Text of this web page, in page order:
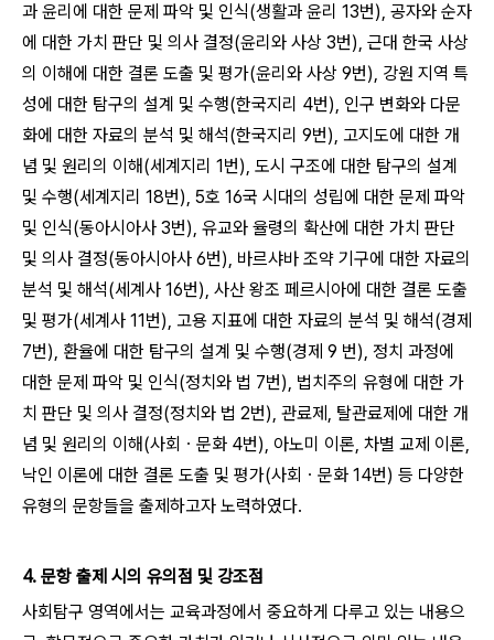
과 윤리에 대한 문제 파악 및 인식(생활과 윤리 13번), 공자와 순자
에 대한 가치 판단 및 의사 결정(윤리와 사상 3번), 근대 한국 사상
의 이해에 대한 결론 도출 및 평가(윤리와 사상 9번), 강원 지역 특
성에 대한 탐구의 설계 및 수행(한국지리 4번), 인구 변화와 다문
화에 대한 자료의 분석 및 해석(한국지리 9번), 고지도에 대한 개
념 및 원리의 이해(세계지리 1번), 도시 구조에 대한 탐구의 설계
및 수행(세계지리 18번), 5호 16국 시대의 성립에 대한 문제 파악
및 인식(동아시아사 3번), 유교와 율령의 확산에 대한 가치 판단
및 의사 결정(동아시아사 6번), 바르샤바 조약 기구에 대한 자료의
분석 및 해석(세계사 16번), 사산 왕조 페르시아에 대한 결론 도출
및 평가(세계사 11번), 고용 지표에 대한 자료의 분석 및 해석(경제
7번), 환율에 대한 탐구의 설계 및 수행(경제 9 번), 정치 과정에
대한 문제 파악 및 인식(정치와 법 7번), 법치주의 유형에 대한 가
치 판단 및 의사 결정(정치와 법 2번), 관료제, 탈관료제에 대한 개
념 및 원리의 이해(사회ㆍ문화 4번), 아노미 이론, 차별 교제 이론,
낙인 이론에 대한 결론 도출 및 평가(사회ㆍ문화 14번) 등 다양한
유형의 문항들을 출제하고자 노력하였다.
4. 문항 출제 시의 유의점 및 강조점
사회탐구 영역에서는 교육과정에서 중요하게 다루고 있는 내용으